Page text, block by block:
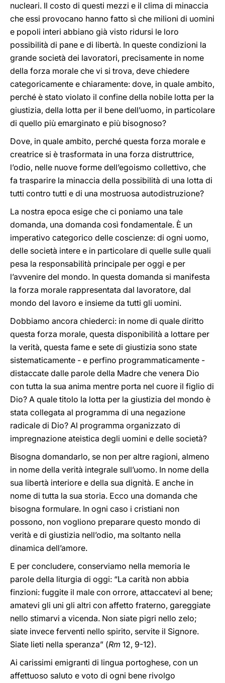
nucleari. Il costo di questi mezzi e il clima di minaccia
che essi provocano hanno fatto sì che milioni di uomini
e popoli interi abbiano già visto ridursi le loro
possibilità di pane e di libertà. In queste condizioni la
grande società dei lavoratori, precisamente in nome
della forza morale che vi si trova, deve chiedere
categoricamente e chiaramente: dove, in quale ambito,
perché è stato violato il confine della nobile lotta per la
giustizia, della lotta per il bene dell’uomo, in particolare
di quello più emarginato e più bisognoso?
Dove, in quale ambito, perché questa forza morale e
creatrice si è trasformata in una forza distruttrice,
l’odio, nelle nuove forme dell’egoismo collettivo, che
fa trasparire la minaccia della possibilità di una lotta di
tutti contro tutti e di una mostruosa autodistruzione?
La nostra epoca esige che ci poniamo una tale
domanda, una domanda così fondamentale. È un
imperativo categorico delle coscienze: di ogni uomo,
delle società intere e in particolare di quelle sulle quali
pesa la responsabilità principale per oggi e per
l’avvenire del mondo. In questa domanda si manifesta
la forza morale rappresentata dal lavoratore, dal
mondo del lavoro e insieme da tutti gli uomini.
Dobbiamo ancora chiederci: in nome di quale diritto
questa forza morale, questa disponibilità a lottare per
la verità, questa fame e sete di giustizia sono state
sistematicamente - e perfino programmaticamente -
distaccate dalle parole della Madre che venera Dio
con tutta la sua anima mentre porta nel cuore il figlio di
Dio? A quale titolo la lotta per la giustizia del mondo è
stata collegata al programma di una negazione
radicale di Dio? Al programma organizzato di
impregnazione ateistica degli uomini e delle società?
Bisogna domandarlo, se non per altre ragioni, almeno
in nome della verità integrale sull’uomo. In nome della
sua libertà interiore e della sua dignità. E anche in
nome di tutta la sua storia. Ecco una domanda che
bisogna formulare. In ogni caso i cristiani non
possono, non vogliono preparare questo mondo di
verità e di giustizia nell’odio, ma soltanto nella
dinamica dell’amore.
E per concludere, conserviamo nella memoria le
parole della liturgia di oggi: “La carità non abbia
finzioni: fuggite il male con orrore, attaccatevi al bene;
amatevi gli uni gli altri con affetto fraterno, gareggiate
nello stimarvi a vicenda. Non siate pigri nello zelo;
siate invece ferventi nello spirito, servite il Signore.
Siate lieti nella speranza” (Rm 12, 9-12).
Ai carissimi emigranti di lingua portoghese, con un
affettuoso saluto e voto di ogni bene rivolgo